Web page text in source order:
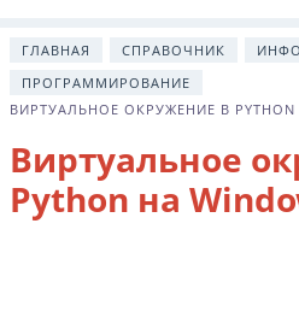
ГЛАВНАЯ СПРАВОЧНИК
ПРОГРАММИРОВАНИЕ
ВИРТУАЛЬНОЕ ОКРУЖЕНИЕ В PYTHON
Виртуальное
Python на